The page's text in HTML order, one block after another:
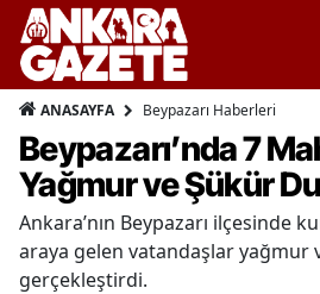
ANASAYFA Beypazarı Haberleri
Beypazarı’nda 7
Yağmur ve Şükür
Ankara’nın Beypazarı ilçesinde
araya gelen vatandaşlar yağmur
gerçekleştirdi.